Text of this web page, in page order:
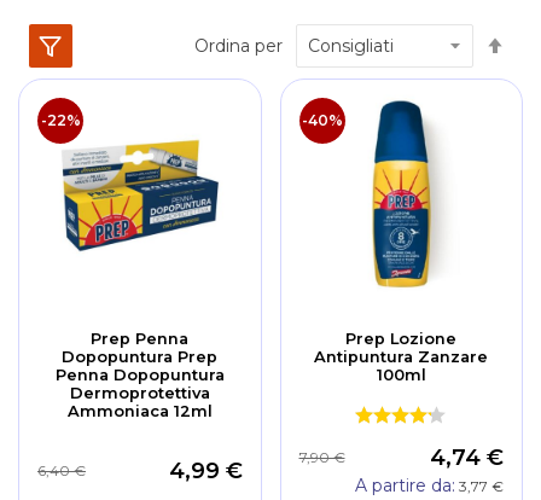
Ordina per
-22%
Prep Penna
Dopopuntura Prep
Penna Dopopuntura
Dermoprotettiva
Ammoniaca 12ml
4,99 €
6,40 €
-40%
Prep Lozione
Antipuntura Zanzare
100ml
4,74 €
7,90 €
A partire da 3,77 €